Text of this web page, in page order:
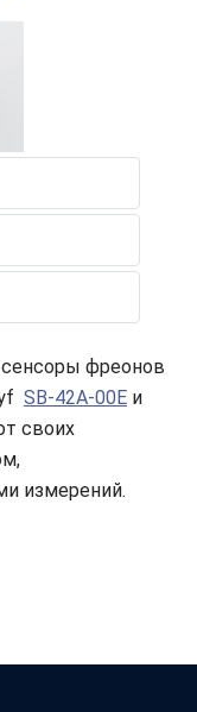
фреонов
SB-42A-00E и
своих
измерений.